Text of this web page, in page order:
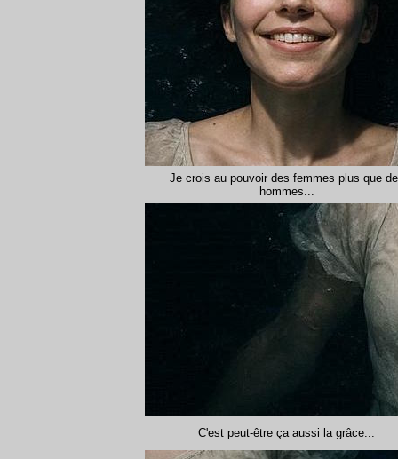
Je crois au pouvoir des femmes plus que
hommes...
C'est peut-être ça aussi la grâce...